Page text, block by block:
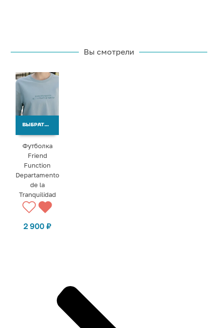
Вы смотрели
ВЫБРАТЬ ВАРИАНТЫ
Футболка
Friend
Function
Departamento
de la
Tranquilidad
2 900₽